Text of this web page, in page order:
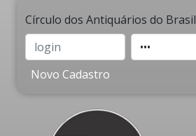
Círculo dos Antiquários do Brasil
Novo Cadastro